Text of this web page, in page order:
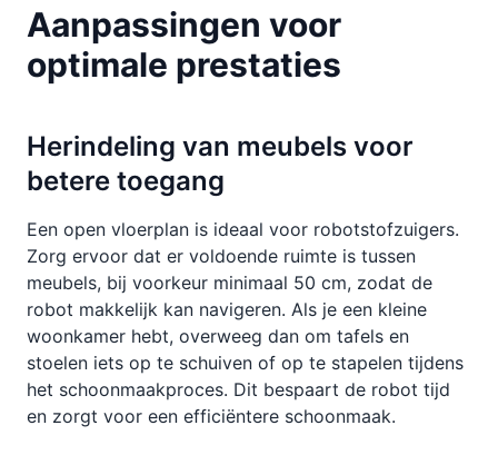
Aanpassingen voor
optimale prestaties
Herindeling van meubels voor
betere toegang
Een open vloerplan is ideaal voor robotstofzuigers.
Zorg ervoor dat er voldoende ruimte is tussen
meubels, bij voorkeur minimaal 50 cm, zodat de
robot makkelijk kan navigeren. Als je een kleine
woonkamer hebt, overweeg dan om tafels en
stoelen iets op te schuiven of op te stapelen tijdens
het schoonmaakproces. Dit bespaart de robot tijd
en zorgt voor een efficiëntere schoonmaak.